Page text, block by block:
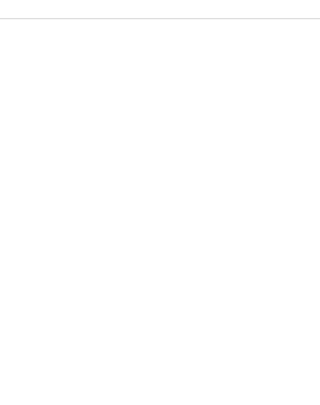
响；<&list>3.稳定器的转向胶套和